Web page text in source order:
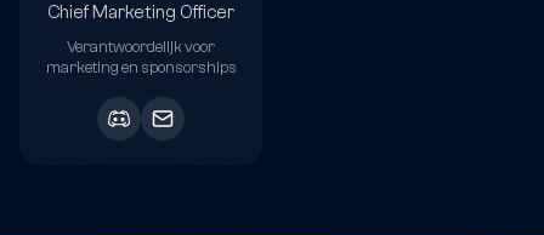
Chief Marketing Officer
Verantwoordelijk voor
marketing en sponsorships